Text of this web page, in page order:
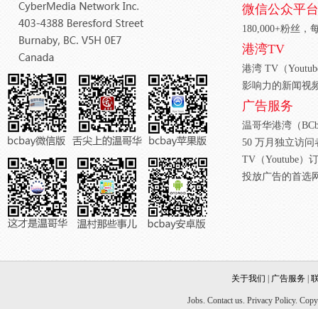
微信公众平台
180,000+粉丝，
港湾TV
港湾 TV（
影响力的新闻视
广告服务
温哥华港湾（
50 万月独立访问
TV（Youtube）
投放广告的首选
关于我们 广告服务
Jobs. Contact us. Privacy Policy.